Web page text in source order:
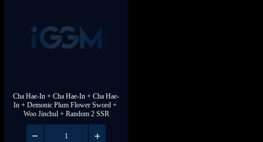
Cha Hae-In + Cha Hae-In + Cha Hae-
In + Demonic Plum Flower Sword +
Woo Jinchul + Random 2 SSR